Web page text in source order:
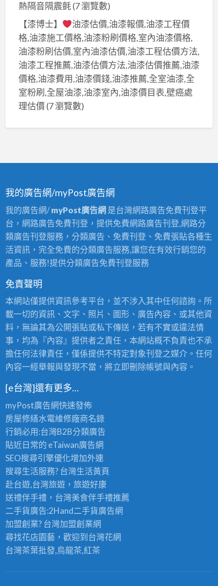
熱隔音隔震氈(7 瀏覽數)
【漆博士】
油漆估價,油漆報價,油漆工程價
格,油漆施工價格,油漆粉刷價格,室內油漆價格,
油漆粉刷估價,室內油漆估價,油漆工程估價方法,
油漆工程推薦,油漆估價方法,油漆估價推薦,油漆
價格,油漆費用,油漆價錢,油漆推薦,全室油漆,全
室粉刷,全屋油漆,油漆室內,油漆價目表,壁癌處
理估價(7 瀏覽數)
我的廣告網/myPost廣告網
我的廣告網/myPost廣告網是台灣網路廣告免費刊登平
台，網路廣告免費刊登，提供免費網路廣告刊登,網路分
類廣告刊登服務，分類廣告、免費刊登、免費張貼各種生
活資訊，完全免費的分類廣告服務,讓您在有效行銷您的
產品、服務!提供分類廣告免費刊登服務
免責聲明
本網站僅提供資訊參考平台，並不涉入其中任何諮詢。所
載一切的資訊、文字、照片、圖形、廣告內容、或其他資
料，無論其為公開張貼或私下傳送，若有不實或違法情
事，均為『內容』提供者之責任，本網站概不負責也不承
擔任何法律責任，僅係提供不特定對象刊登之媒介。任何
內容一經舉報與發現不當，將立即刪除帳號與內容。
[e台灣]還有更多…
myPost廣告網快速發佈
房屋修繕水電維修廠商名錄
行銷必用:台灣B2B分類廣告
貼近日常的 eTaiwan廣告網
SEO搜尋引擎優化增加外連
搜尋生活服務? 台灣生活黃頁
赴台遊,台灣旅遊，旅遊好康
送禮伴手禮，台灣美食伴手禮推薦
二手貨廣告:2Hand二手貨廣告網
加盟創業? 台灣加盟創業網
尋找花店園藝，歡迎到台灣花網
台灣茶葉批發,烏龍茶,紅茶